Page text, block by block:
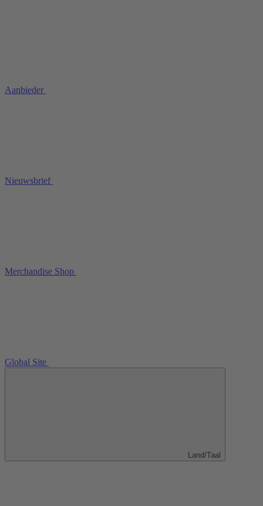
Aanbieder
Nieuwsbrief
Merchandise Shop
Global Site
Land/Taal